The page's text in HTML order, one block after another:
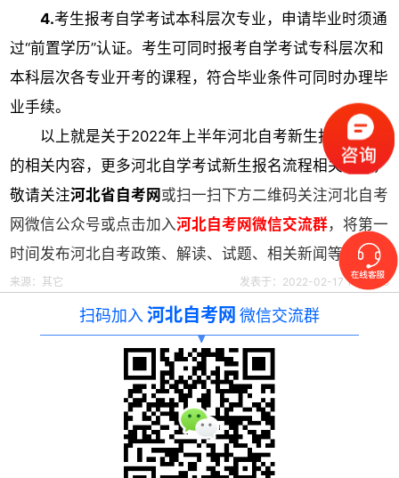
4.考生报考自学考试本科层次专业，申请毕业时须通
过“前置学历”认证。考生可同时报考自学考试专科层次和
本科层次各专业开考的课程，符合毕业条件可同时办理毕
业手续。
以上就是关于2022年上半年河北自考新生报名流程
的相关内容，更多河北自学考试新生报名流程相关信息，
敬请关注河北省自考网 或扫一扫下方二维码关注河北自考
网微信公众号或点击加入河北自考网微信交流群，将第一
时间发布河北自考政策、解读、试题、相关新闻等
来源：其它 发表于：2022-02-17 14:59:55
扫码加入 河北自考网 微信交流群